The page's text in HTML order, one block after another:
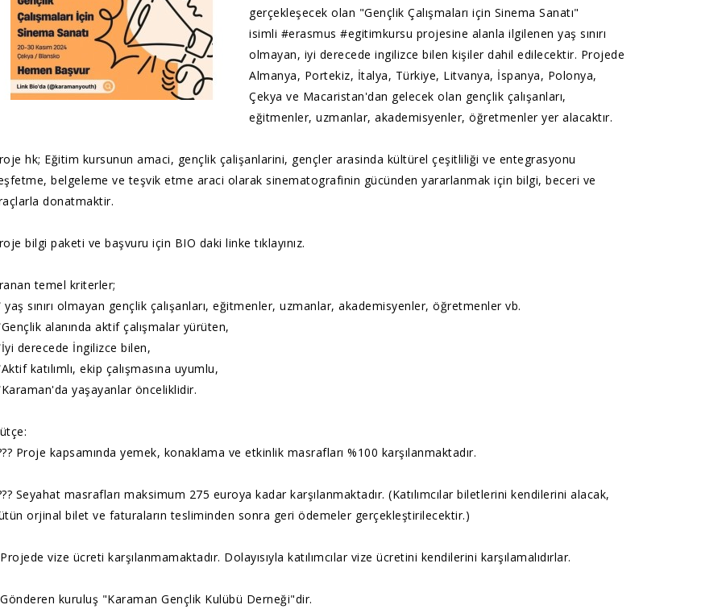
gerçekleşecek olan "Gençlik Çalışmaları için Sinema Sanatı"
isimli #erasmus #egitimkursu projesine alanla ilgilenen yaş sınırı
olmayan, iyi derecede ingilizce bilen kişiler dahil edilecektir. Projede
Almanya, Portekiz, İtalya, Türkiye, Litvanya, İspanya, Polonya,
Çekya ve Macaristan'dan gelecek olan gençlik çalışanları,
eğitmenler, uzmanlar, akademisyenler, öğretmenler yer alacaktır.
hk; Eğitim kursunun amaci, gençlik çalişanlarini, gençler arasinda kültürel çeşitliliği ve entegrasyonu
belgeleme ve teşvik etme araci olarak sinematografinin gücünden yararlanmak için bilgi, beceri ve
donatmaktir.
bilgi paketi ve başvuru için BIO daki linke tıklayınız.
temel kriterler;
yaş sınırı olmayan gençlik çalışanları, eğitmenler, uzmanlar, akademisyenler, öğretmenler vb.
alanında aktif çalışmalar yürüten,
derecede İngilizce bilen,
katılımlı, ekip çalışmasına uyumlu,
yaşayanlar önceliklidir.
Proje kapsamında yemek, konaklama ve etkinlik masrafları %100 karşılanmaktadır.
Seyahat masrafları maksimum 275 euroya kadar karşılanmaktadır. (Katılımcılar biletlerini kendilerini alacak,
orjinal bilet ve faturaların tesliminden sonra geri ödemeler gerçekleştirilecektir.)
vize ücreti karşılanmamaktadır. Dolayısıyla katılımcılar vize ücretini kendilerini karşılamalıdırlar.
kuruluş "Karaman Gençlik Kulübü Derneği"dir.